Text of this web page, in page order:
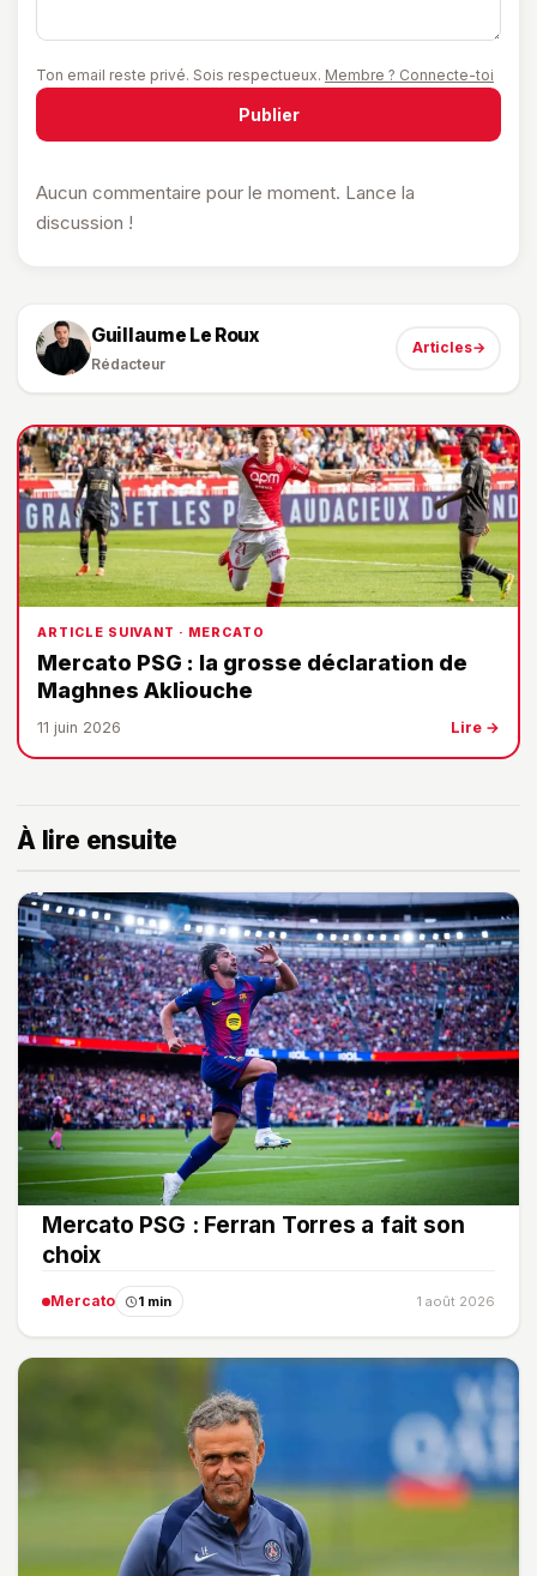
Ton email reste privé. Sois respectueux. Membre ? Connecte-toi
Publier
Aucun commentaire pour le moment. Lance la
discussion !
Guillaume Le Roux
Rédacteur
Articles→
ARTICLE SUIVANT · MERCATO
Mercato PSG : la grosse déclaration de
Maghnes Akliouche
11 juin 2026 Lire →
À lire ensuite
Mercato PSG : Ferran Torres a fait son
choix
Mercato 1 min 1 août 2026